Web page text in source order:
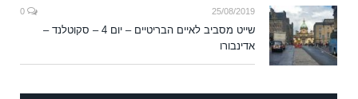
25/08/2019
שייט מסביב לאיים הבריטיים – יום 4 – סקוטלנד –
אדינבורו